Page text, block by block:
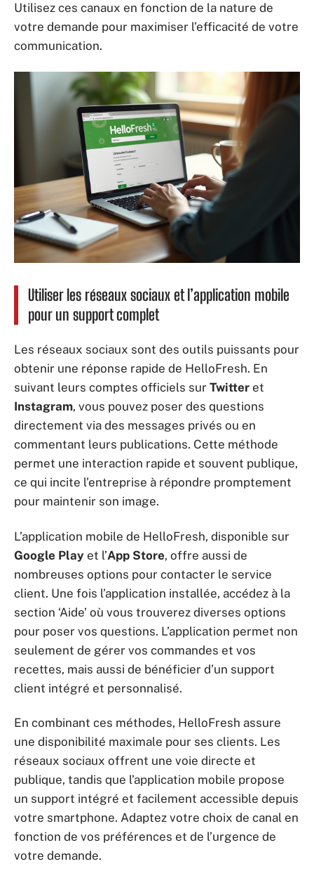
Utilisez ces canaux en fonction de la nature de
votre demande pour maximiser l’efficacité de votre
communication.
Utiliser les réseaux sociaux et l’application mobile
pour un support complet
Les réseaux sociaux sont des outils puissants pour
obtenir une réponse rapide de HelloFresh. En
suivant leurs comptes officiels sur Twitter et
Instagram, vous pouvez poser des questions
directement via des messages privés ou en
commentant leurs publications. Cette méthode
permet une interaction rapide et souvent publique,
ce qui incite l’entreprise à répondre promptement
pour maintenir son image.
L’application mobile de HelloFresh, disponible sur
Google Play et l’App Store, offre aussi de
nombreuses options pour contacter le service
client. Une fois l’application installée, accédez à la
section ‘Aide’ où vous trouverez diverses options
pour poser vos questions. L’application permet non
seulement de gérer vos commandes et vos
recettes, mais aussi de bénéficier d’un support
client intégré et personnalisé.
En combinant ces méthodes, HelloFresh assure
une disponibilité maximale pour ses clients. Les
réseaux sociaux offrent une voie directe et
publique, tandis que l’application mobile propose
un support intégré et facilement accessible depuis
votre smartphone. Adaptez votre choix de canal en
fonction de vos préférences et de l’urgence de
votre demande.